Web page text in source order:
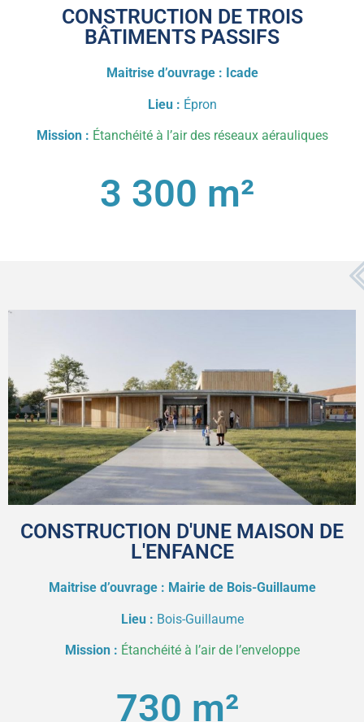
CONSTRUCTION DE TROIS
BÂTIMENTS PASSIFS
Maitrise d’ouvrage : Icade
Lieu : Épron
Mission : Étanchéité à l’air des réseaux aérauliques
3 300 m²
CONSTRUCTION D'UNE MAISON DE
L'ENFANCE
Maitrise d’ouvrage : Mairie de Bois-Guillaume
Lieu : Bois-Guillaume
Mission : Étanchéité à l’air de l’enveloppe
730 m²